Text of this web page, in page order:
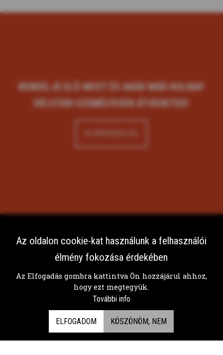
RENDELJE ELŐ MOST ÉS AKÁR MÁR HOLNAP
DÉLUTÁN SZEMÉLYESEN ÁTVEHETED!
Bérelj sörcsapot!
Egy sörcsap ballagásra, esküvőre, legénybúcsúra,
szülinapra vagy grill partyra mindig jól jöhet.
Az oldalon cookie-kat használunk a felhasználói
élmény fokozása érdekében
Az Elfogadás gombra kattintva Ön hozzájárul ahhoz,
hogy ezt megtegyük.
További info
ELFOGADOM KÖSZÖNÖM, NEM